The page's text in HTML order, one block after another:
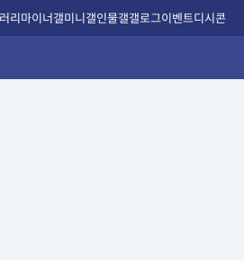
리마이너갤미니갤인물갤갤로그이벤트디시콘